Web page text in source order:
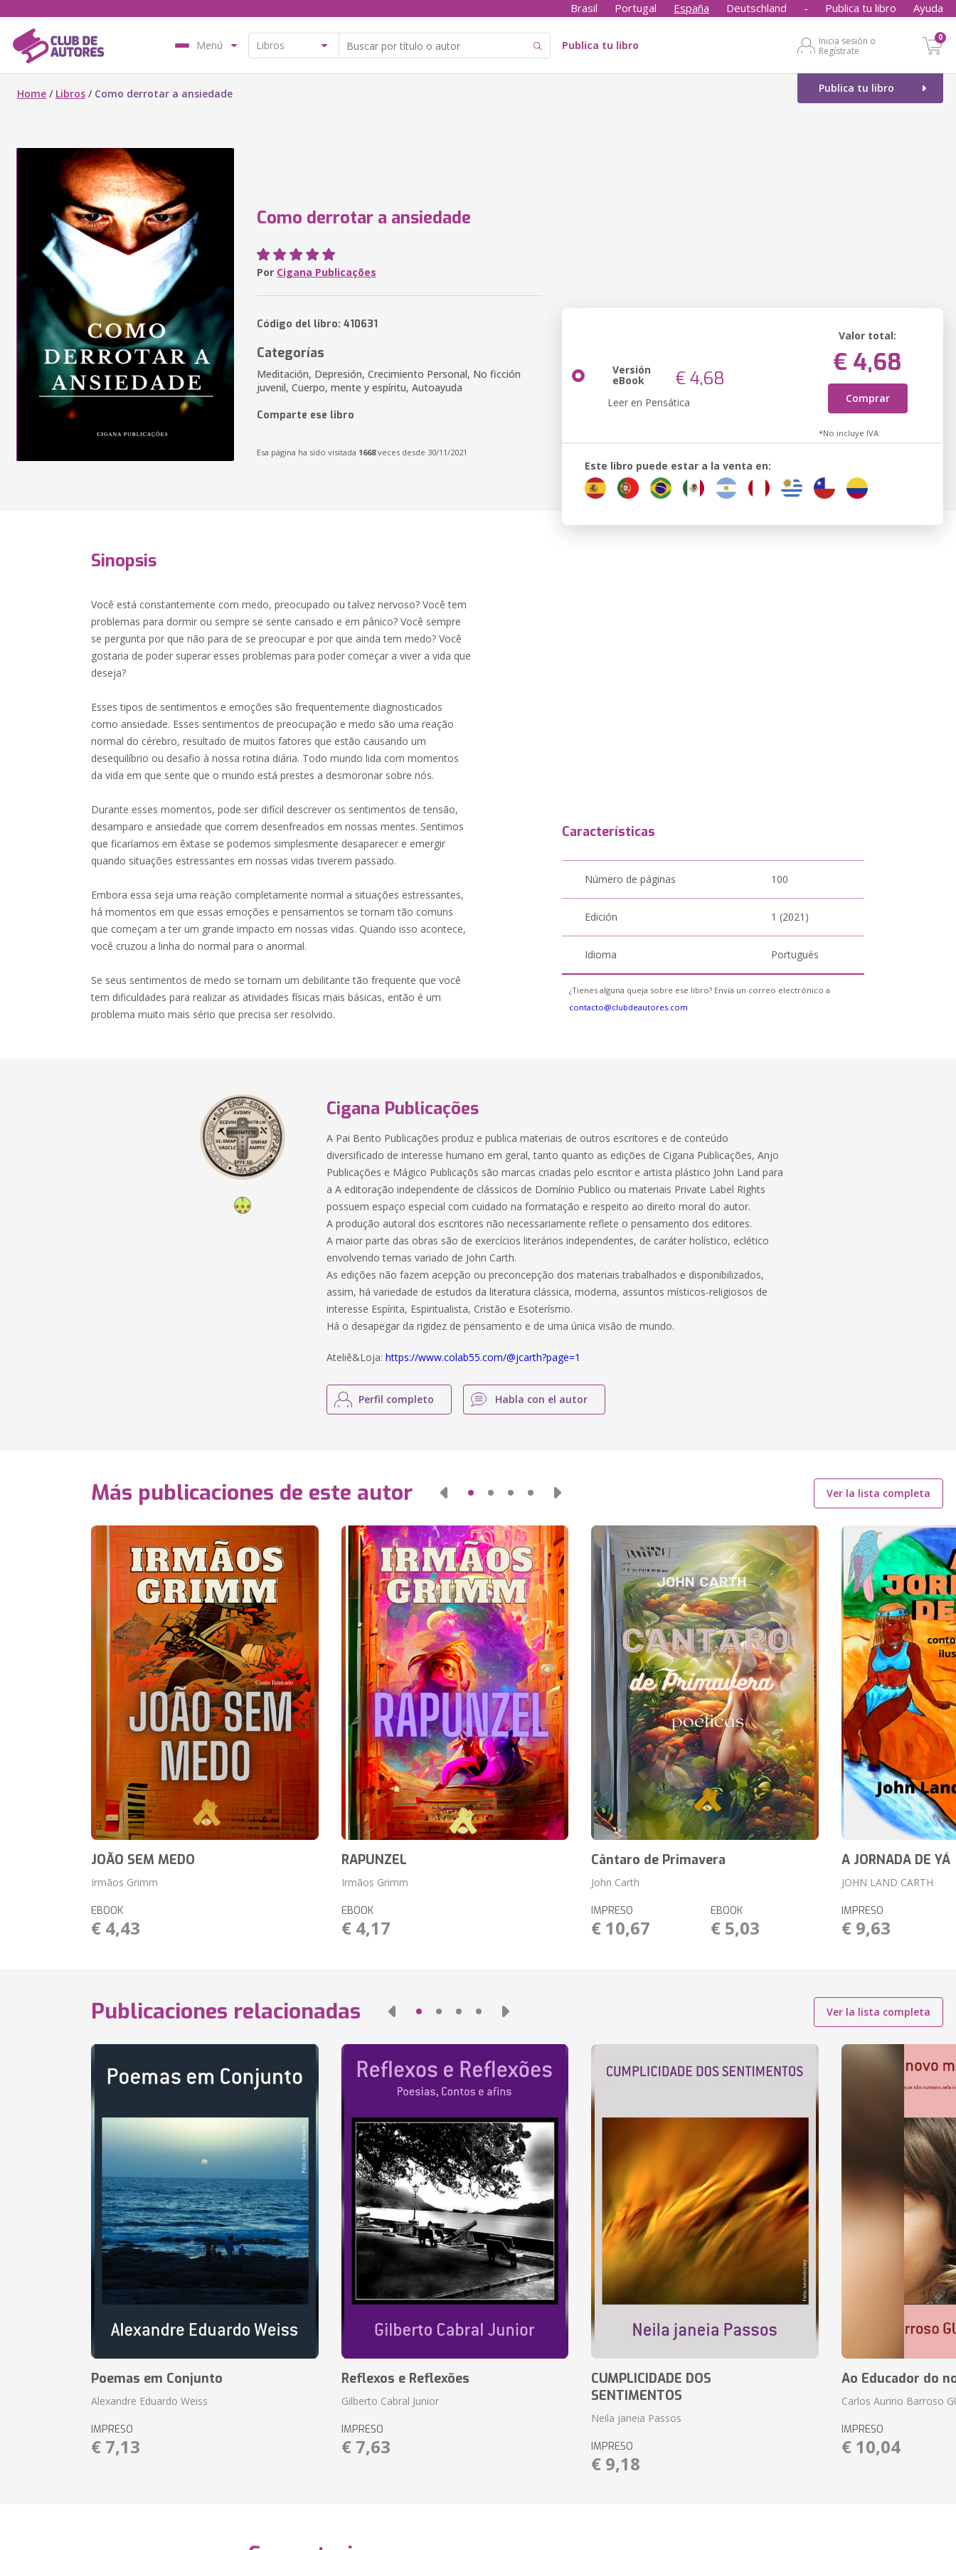
Brasil Portugal España Deutschland - Publica tu libro Ayuda
Menú Publica tu libro
Inicia sesión o
Regístrate
0
Publica tu libro
Home / Libros / Como derrotar a ansiedade
Como derrotar a ansiedade
Por Cigana Publicações
Código del libro: 410631
Categorías
Meditación, Depresión, Crecimiento Personal, No ficción
juvenil, Cuerpo, mente y espíritu, Autoayuda
Comparte ese libro
Esa página ha sido visitada 1668veces desde 30/11/2021
Versión
eBook € 4,68
Leer en Pensática
Valor total:
€ 4,68
Comprar
*No incluye IVA.
Este libro puede estar a la venta en:
Sinopsis
Você está constantemente com medo, preocupado ou talvez nervoso? Você tem
problemas para dormir ou sempre se sente cansado e em pânico? Você sempre
se pergunta por que não para de se preocupar e por que ainda tem medo? Você
gostaria de poder superar esses problemas para poder começar a viver a vida que
deseja?
Esses tipos de sentimentos e emoções são frequentemente diagnosticados
como ansiedade. Esses sentimentos de preocupação e medo são uma reação
normal do cérebro, resultado de muitos fatores que estão causando um
desequilíbrio ou desafio à nossa rotina diária. Todo mundo lida com momentos
da vida em que sente que o mundo está prestes a desmoronar sobre nós.
Durante esses momentos, pode ser difícil descrever os sentimentos de tensão,
desamparo e ansiedade que correm desenfreados em nossas mentes. Sentimos
que ficaríamos em êxtase se podemos simplesmente desaparecer e emergir
quando situações estressantes em nossas vidas tiverem passado.
Embora essa seja uma reação completamente normal a situações estressantes,
há momentos em que essas emoções e pensamentos se tornam tão comuns
que começam a ter um grande impacto em nossas vidas. Quando isso acontece,
você cruzou a linha do normal para o anormal.
Se seus sentimentos de medo se tornam um debilitante tão frequente que você
tem dificuldades para realizar as atividades físicas mais básicas, então é um
problema muito mais sério que precisa ser resolvido.
Características
Número de páginas 100
Edición 1 (2021)
Idioma Portugués
¿Tienes alguna queja sobre ese libro? Envía un correo electrónico a
contacto@clubdeautores.com
Cigana Publicações
A Pai Bento Publicações produz e publica materiais de outros escritores e de conteúdo
diversificado de interesse humano em geral, tanto quanto as edições de Cigana Publicações, Anjo
Publicações e Mágico Publicaçõs são marcas criadas pelo escritor e artista plástico John Land para
a A editoração independente de clássicos de Domínio Publico ou materiais Private Label Rights
possuem espaço especial com cuidado na formatação e respeito ao direito moral do autor.
A produção autoral dos escritores não necessariamente reflete o pensamento dos editores.
A maior parte das obras são de exercícios literários independentes, de caráter holístico, eclético
envolvendo temas variado de John Carth.
As edições não fazem acepção ou preconcepção dos materiais trabalhados e disponibilizados,
assim, há variedade de estudos da literatura clássica, moderna, assuntos místicos-religiosos de
interesse Espírita, Espiritualista, Cristão e Esoterísmo.
Há o desapegar da rigidez de pensamento e de uma única visão de mundo.
Ateliê&Loja:https://www.colab55.com/@jcarth?page=1
Perfil completo Habla con el autor
Más publicaciones de este autor Ver la lista completa
JOÃO SEM MEDO
Irmãos Grimm
EBOOK
€ 4,43
RAPUNZEL
Irmãos Grimm
EBOOK
€ 4,17
Cântaro de Primavera
John Carth
IMPRESO
€ 10,67
EBOOK
€ 5,03
A JORNADA DE YÁ
JOHN LAND CARTH
IMPRESO
€ 9,63
Publicaciones relacionadas Ver la lista completa
Poemas em Conjunto
Alexandre Eduardo Weiss
IMPRESO
€ 7,13
Reflexos e Reflexões
Gilberto Cabral Junior
IMPRESO
€ 7,63
CUMPLICIDADE DOS
SENTIMENTOS
Neila janeia Passos
IMPRESO
€ 9,18
Ao Educador do
Carlos Aurino Barroso
IMPRESO
€ 10,04